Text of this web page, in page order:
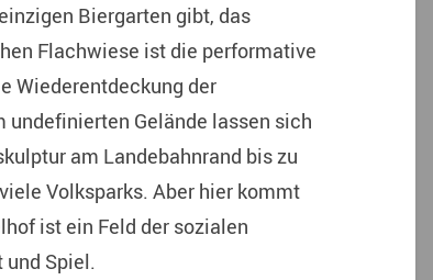
Biergarten gibt, das
Flachwiese ist die performative
Wiederentdeckung der
Gelände lassen sich
am Landebahnrand bis zu
Volksparks. Aber hier kommt
ist ein Feld der sozialen
Spiel.